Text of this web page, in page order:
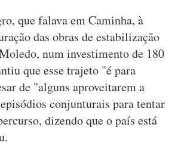
que falava em Caminha, à
das obras de estabilização
num investimento de 180
que esse trajeto "é para
de "alguns aproveitarem a
conjunturais para tentar
dizendo que o país está